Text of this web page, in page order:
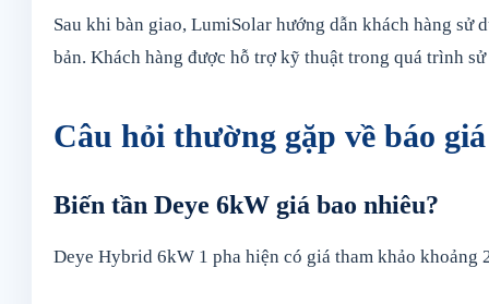
Sau khi bàn giao, LumiSolar hướng dẫn khách hàng sử
bản. Khách hàng được hỗ trợ kỹ thuật trong quá trình
Câu hỏi thường gặp về báo
Biến tần Deye 6kW giá bao nhiêu?
Deye Hybrid 6kW 1 pha hiện có giá tham khảo khoảng